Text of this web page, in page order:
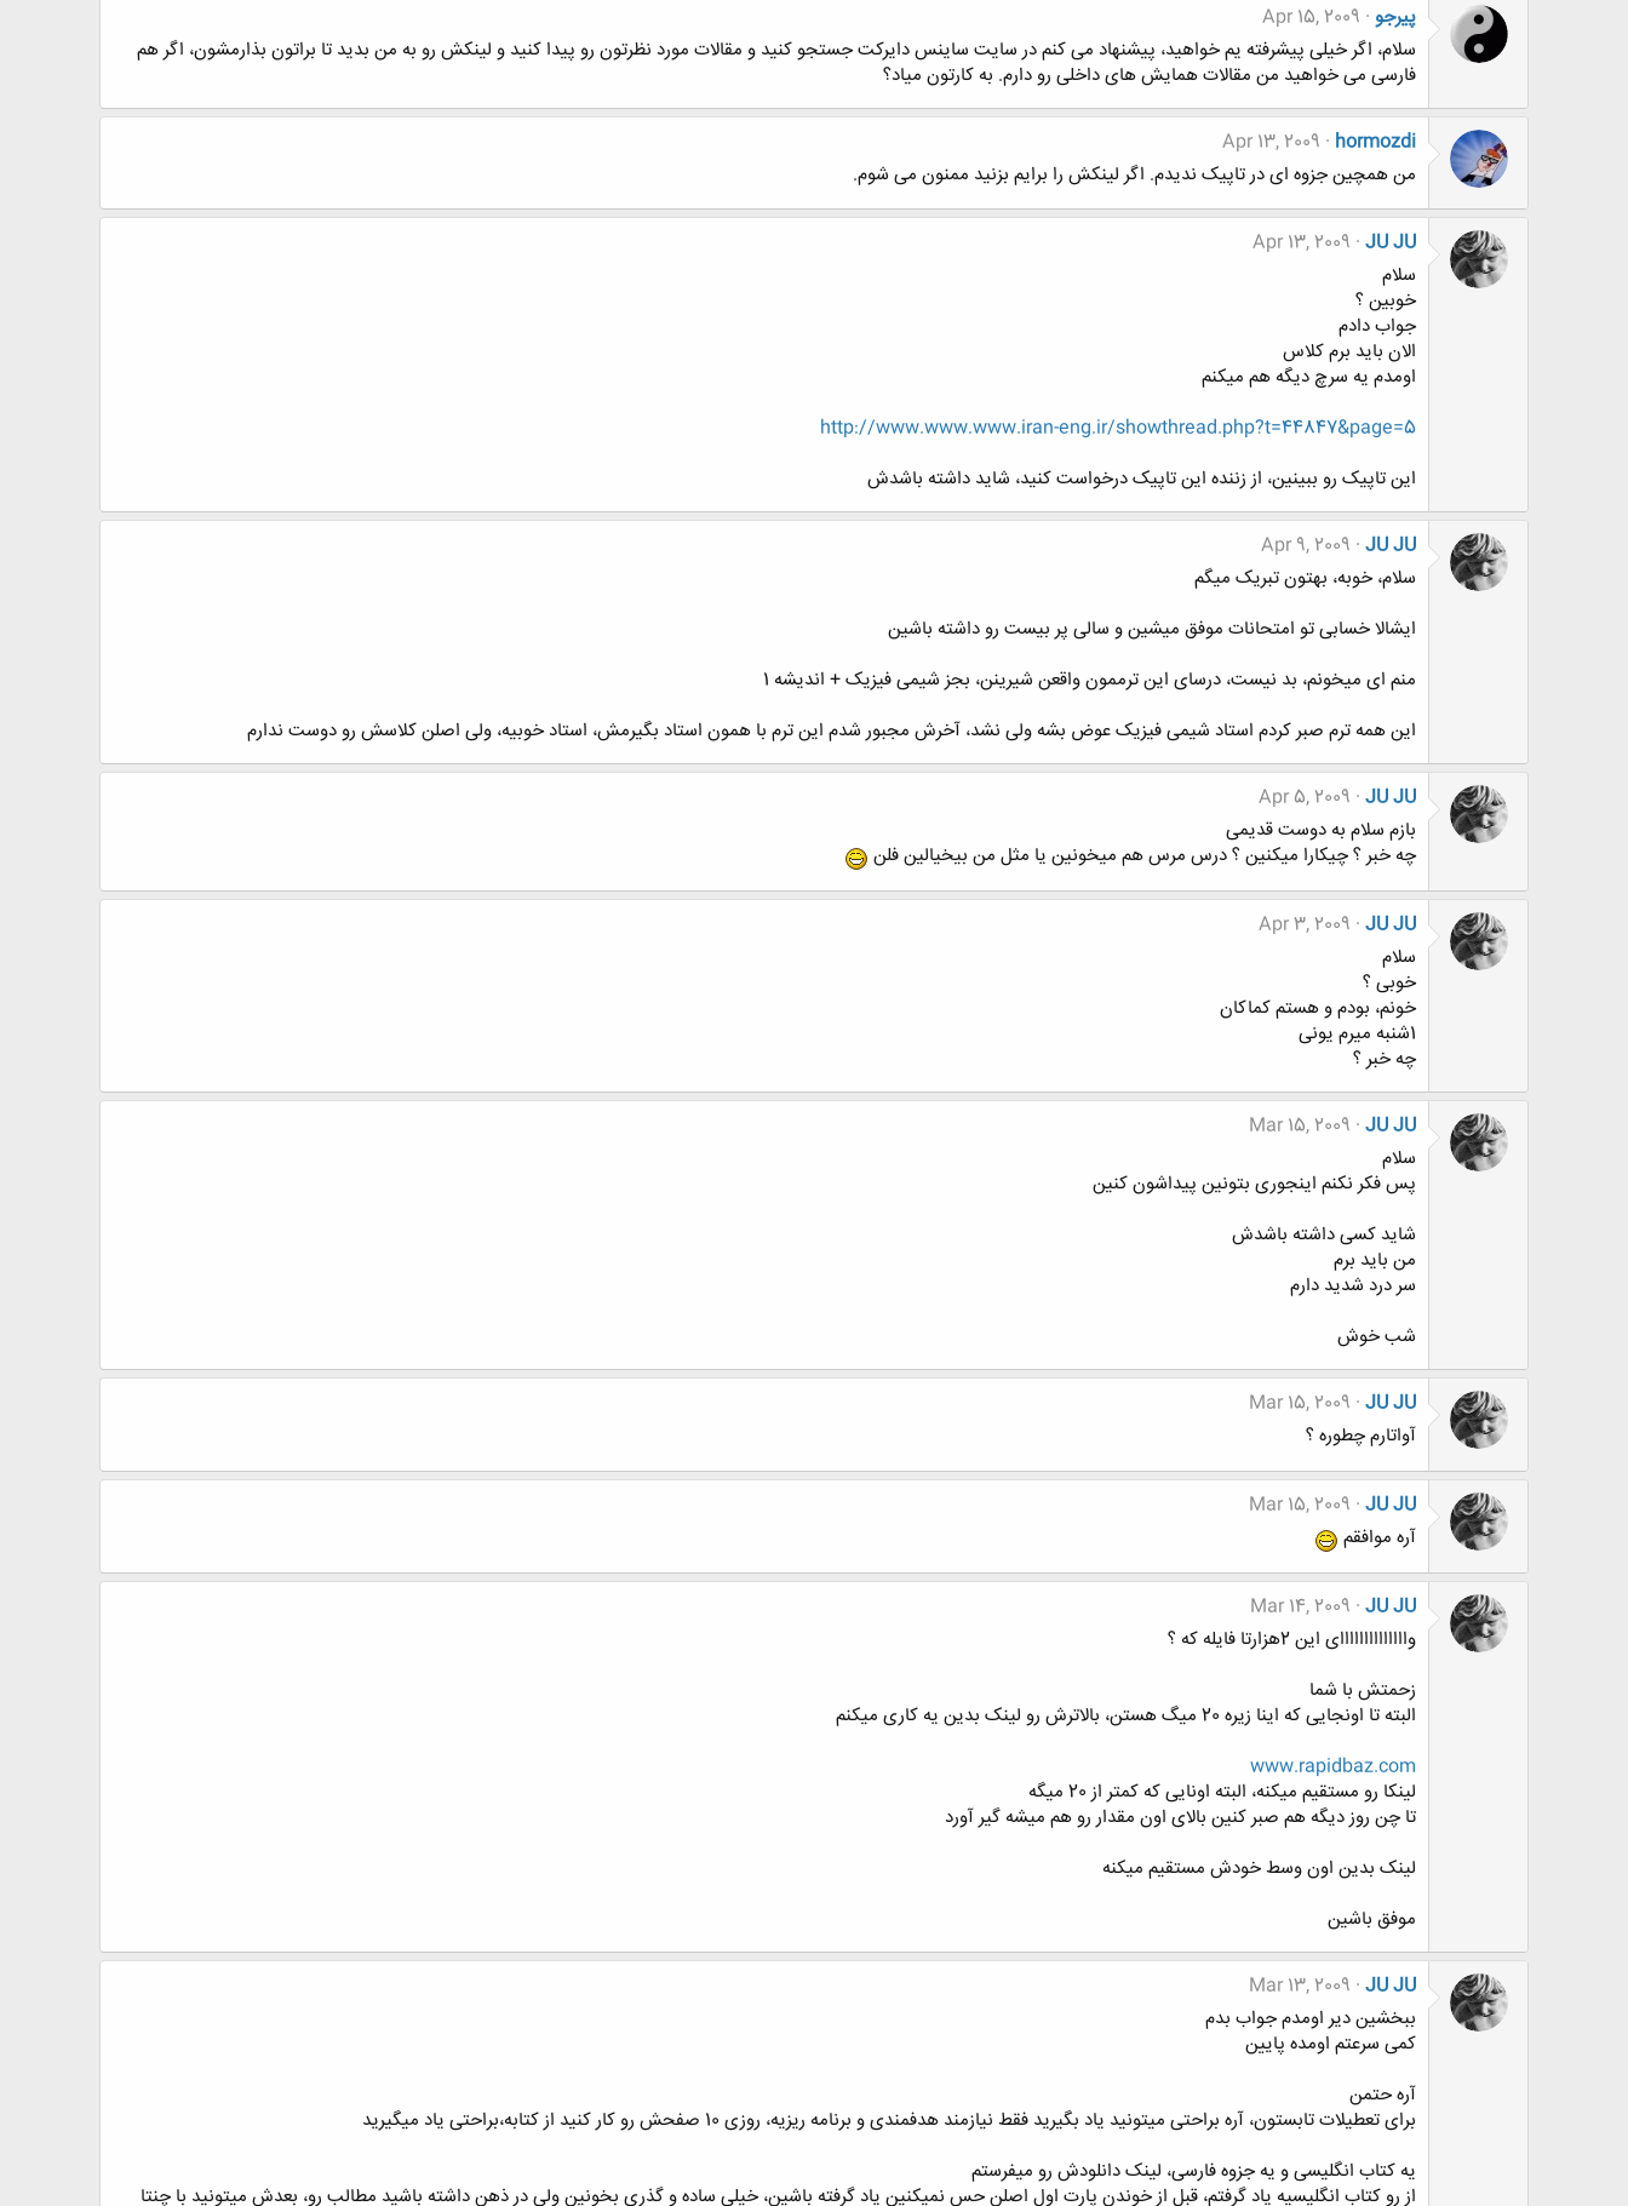
پیرجو Apr 15, 2009
سلام، اگر خیلی پیشرفته یم خواهید، پیشنهاد می کنم در سایت ساینس دایرکت جستجو کنید و مقالات مورد نظرتون رو پیدا کنید و لینکش رو به من بدید تا براتون بذارمشون، اگر هم
فارسی می خواهید من مقالات همایش های داخلی رو دارم. به کارتون میاد؟
hormozdi
Apr 13, 2009
من همچین جزوه ای در تاپیک ندیدم. اگر لینکش را برایم بزنید ممنون می شوم.
JU JU
Apr 13, 2009
سلام
خوبین ؟
جواب دادم
الان باید برم کلاس
اومدم یه سرچ دیگه هم میکنم
http://www.www.www.iran-eng.ir/showthread.php?t=44847&page=5
این تاپیک رو ببینین، از زننده این تاپیک درخواست کنید، شاید داشته باشدش
JU JU
Apr 9, 2009
سلام، خوبه، بهتون تبریک میگم
ایشالا خسابی تو امتحانات موفق میشین و سالی پر بیست رو داشته باشین
منم ای میخونم، بد نیست، درسای این ترممون واقعن شیرینن، بجز شیمی فیزیک + اندیشه 1
این همه ترم صبر کردم استاد شیمی فیزیک عوض بشه ولی نشد، آخرش مجبور شدم این ترم با همون استاد بگیرمش، استاد خوبیه، ولی اصلن کلاسش رو دوست ندارم
JU JU
Apr 5, 2009
بازم سلام به دوست قدیمی
چه خبر ؟ چیکارا میکنین ؟ درس مرس هم میخونین یا مثل من بیخیالین فلن
JU JU
Apr 3, 2009
سلام
خوبی ؟
خونم، بودم و هستم کماکان
1شنبه میرم یونی
چه خبر ؟
JU JU
Mar 15, 2009
سلام
پس فکر نکنم اینجوری بتونین پیداشون کنین
شاید کسی داشته باشدش
من باید برم
سر درد شدید دارم
شب خوش
JU JU
Mar 15, 2009
آواتارم چطوره ؟
JU JU
Mar 15, 2009
آره موافقم
JU JU
Mar 14, 2009
واااااااااااااای این 2هزارتا فایله که ؟
زحمتش با شما
البته تا اونجایی که اینا زیره 20 میگ هستن، بالاترش رو لینک بدین یه کاری میکنم
www.rapidbaz.com
لینکا رو مستقیم میکنه، البته اونایی که کمتر از 20 میگه
تا چن روز دیگه هم صبر کنین بالای اون مقدار رو هم میشه گیر آورد
لینک بدین اون وسط خودش مستقیم میکنه
موفق باشین
JU JU
Mar 13, 2009
ببخشین دیر اومدم جواب بدم
کمی سرعتم اومده پایین
آره حتمن
برای تعطیلات تابستون، آره براحتی میتونید یاد بگیرید فقط نیازمند هدفمندی و برنامه ریزیه، روزی 10 صفحش رو کار کنید از کتابه،‌براحتی یاد میگیرید
یه کتاب انگلیسی و یه جزوه فارسی، لینک دانلودش رو میفرستم
از رو کتاب انگلیسیه یاد گرفتم، قبل از خوندن پارت اول اصلن حس نمیکنین یاد گرفته باشین، خیلی ساده و گذری بخونین ولی در ذهن داشته باشید مطالب رو، بعدش میتونید با چنتا